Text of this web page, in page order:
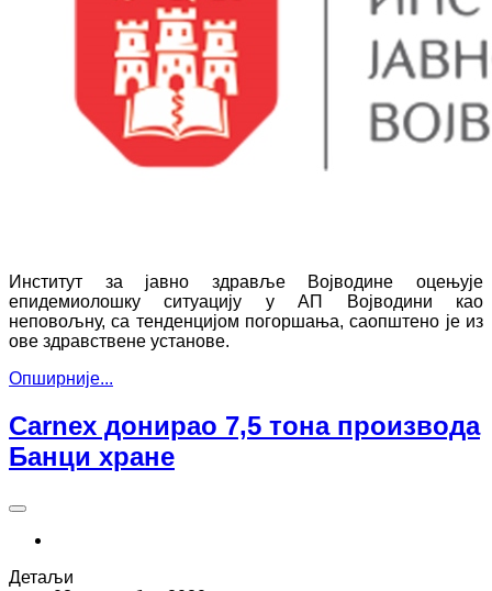
Институт за јавно здравље Војводине оцењује
епидемиолошку ситуацију у АП Војводини као
неповољну, са тенденцијом погоршања, саопштено је из
ове здравствене установе.
Опширније...
Carnex донирао 7,5 тона производа
Банци хране
Детаљи